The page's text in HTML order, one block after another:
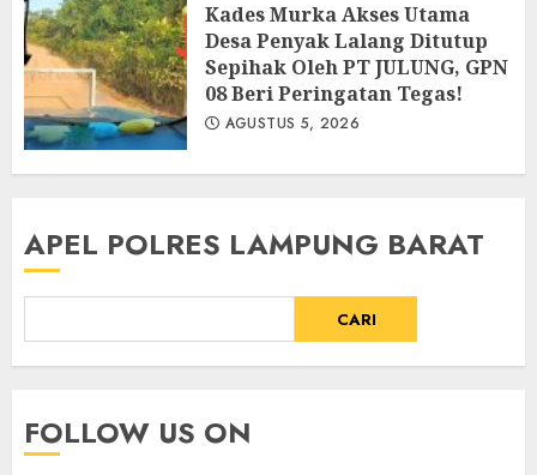
Kades Murka Akses Utama
Desa Penyak Lalang Ditutup
Sepihak Oleh PT JULUNG, GPN
08 Beri Peringatan Tegas!
AGUSTUS 5, 2026
APEL POLRES LAMPUNG BARAT
CARI
FOLLOW US ON